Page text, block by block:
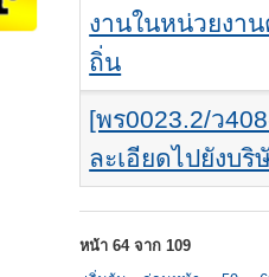
งานในหน่วยงา
ถิ่น
[พร0023.2/ว
ละเอียดไปยังบ
หน้า 64 จาก 109